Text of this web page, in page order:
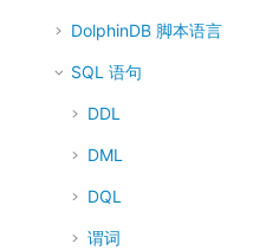
DolphinDB 脚本语言
SQL 语句
DDL
DML
DQL
谓词